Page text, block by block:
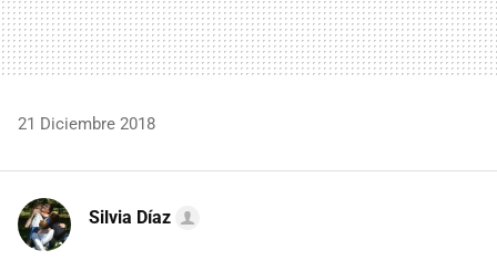
21 Diciembre 2018
Silvia Díaz